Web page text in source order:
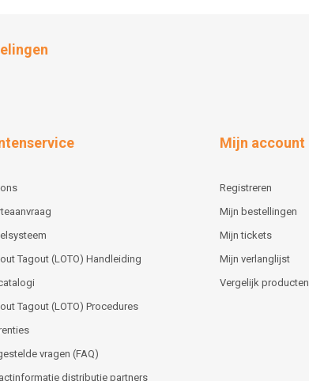
Tagout (LOTO) Handleiding
Tagout (LOTO) Procedures
vragen (FAQ)
distributie partners
Mijn account
Registreren
Mijn bestellingen
Mijn tickets
Mijn verlanglijst
Vergelijk producten